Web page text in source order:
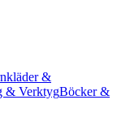
&
& VerktygBöcker &